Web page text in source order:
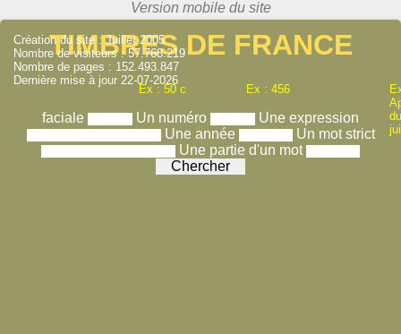
TIMBRES DE FRANCE
Ex : 50 c Ex : 456
faciale Un numéro
Une expression
Une année
Un mot strict
Une partie d'un mot
Création du site : Juillet 2005
Nombre de visiteurs : 57.768.219
Nombre de pages : 152.493.847
Dernière mise à jour 22-07-2026